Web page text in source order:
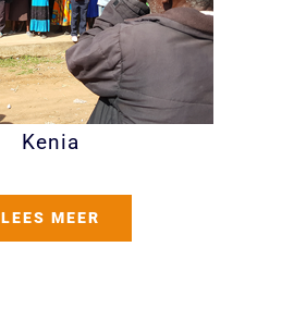
Kenia
LEES MEER